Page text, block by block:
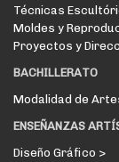
Técnicas
Moldes y
Proyectos y
BACHILLERATO
Modalidad de
ENSEÑANZAS
Diseño Gráfico >